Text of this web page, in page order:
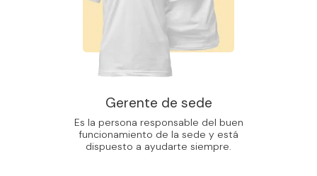
Gerente de sede
Es la persona responsable del buen
funcionamiento de la sede y está
dispuesto a ayudarte siempre.